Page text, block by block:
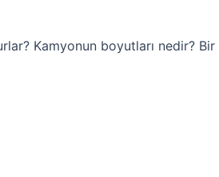
Kamyonun boyutları nedir?